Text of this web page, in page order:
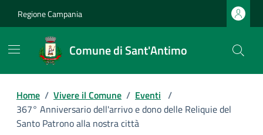
Regione Campania
Comune di Sant'Antimo
Home / Vivere il Comune / Eventi /
367° Anniversario dell'arrivo e dono delle Reliquie del
Santo Patrono alla nostra città